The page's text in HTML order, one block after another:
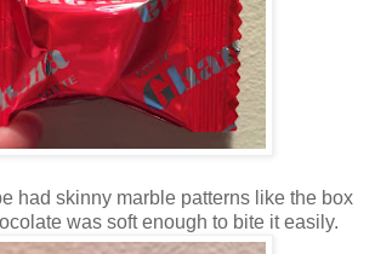
had skinny marble patterns like the box
was soft enough to bite it easily.